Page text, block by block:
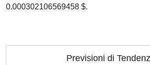
0.000302106569458 $.
Previsioni di